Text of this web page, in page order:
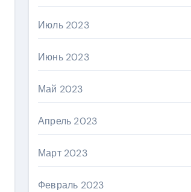
Июль 2023
Июнь 2023
Май 2023
Апрель 2023
Март 2023
Февраль 2023